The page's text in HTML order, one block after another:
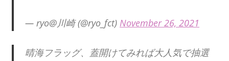
— ryo@川崎 (@ryo_fct) November 26, 2021
晴海フラッグ、蓋開けてみれば大人気で抽選